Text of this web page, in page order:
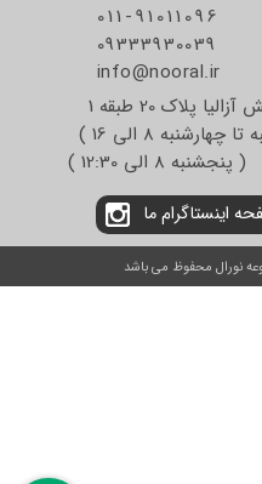
011-91011096
09333930039
info@nooral.ir
پلاک 20 طبقه 1
8 الی 16 )
)
اینستاگرام ما
نورال محفوظ می باشد